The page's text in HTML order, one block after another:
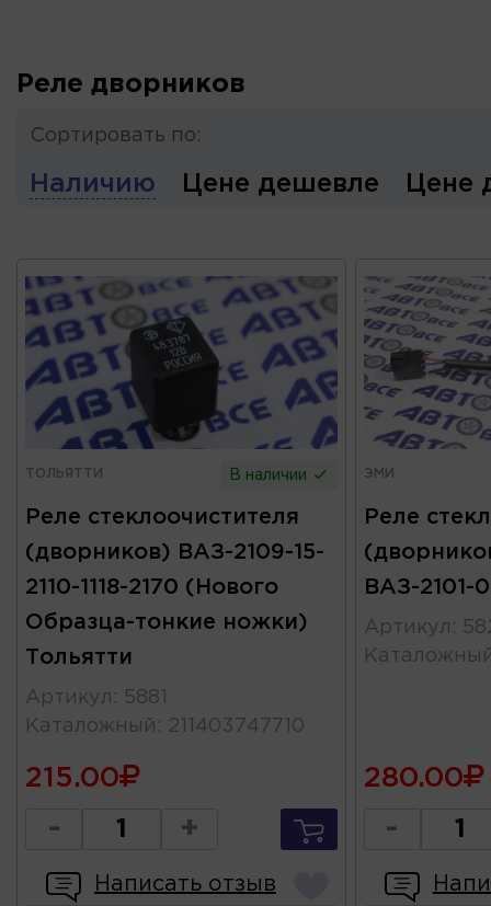
Реле дворников
Сортировать по:
Наличию Цене дешевле Цене
ТОЛЬЯТТИ В наличии
Реле стеклоочистителя
(дворников) ВАЗ-2109-15-
2110-1118-2170 (Нового
Образца-тонкие ножки)
Тольятти
Артикул : 5881
Каталожный : 211403747710
215.00
- +
Написать отзыв
ЭМИ
Реле
ВАЗ-2101-
Артикул :
280.00
-